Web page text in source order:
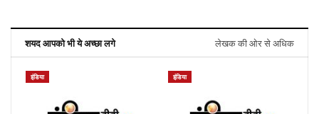
शयद आपको भी ये अच्छा लगे लेखक की ओर से अधिक
इंडिया इंडिया